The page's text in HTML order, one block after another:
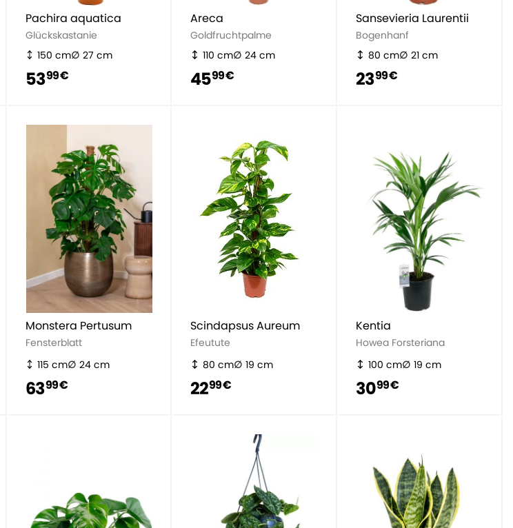
Pachira aquatica
Glückskastanie
150 cm
27 cm
5399 €
Areca
Goldfruchtpalme
110 cm
24 cm
4599 €
Sansevieria Laurentii
Bogenhanf
80 cm
21 cm
2399 €
Monstera Pertusum
Fensterblatt
115 cm
24 cm
6399 €
Scindapsus Aureum
Efeutute
80 cm
19 cm
2299 €
Kentia
Howea Forsteriana
100 cm
19 cm
3099 €